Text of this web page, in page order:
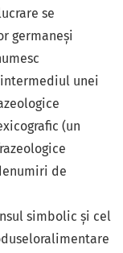
se
germaneși
unei
(un
de
simbolic și cel